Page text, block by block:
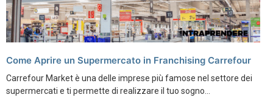
Come Aprire un Supermercato in Franchising Carrefour
Carrefour Market è una delle imprese più famose nel settore dei
supermercati e ti permette di realizzare il tuo sogno...